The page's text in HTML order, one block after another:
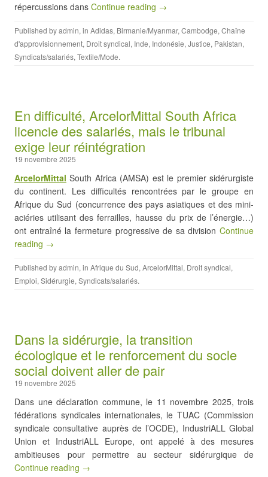
répercussions dans Continue reading →
Published byadmin, in Adidas, Birmanie/Myanmar, Cambodge, Chaîne
d'approvisionnement, Droit syndical, Inde, Indonésie, Justice, Pakistan,
Syndicats/salariés, Textile/Mode.
En difficulté, ArcelorMittal South Africa
licencie des salariés, mais le tribunal
exige leur réintégration
19 novembre 2025
ArcelorMittal South Africa (AMSA) est le premier sidérurgiste
du continent. Les difficultés rencontrées par le groupe en
Afrique du Sud (concurrence des pays asiatiques et des mini-
aciéries utilisant des ferrailles, hausse du prix de l’énergie…)
ont entraîné la fermeture progressive de sa division Continue
reading →
Published byadmin, in Afrique du Sud, ArcelorMittal, Droit syndical,
Emploi, Sidérurgie, Syndicats/salariés.
Dans la sidérurgie, la transition
écologique et le renforcement du socle
social doivent aller de pair
19 novembre 2025
Dans une déclaration commune, le 11 novembre 2025, trois
fédérations syndicales internationales, le TUAC (Commission
syndicale consultative auprès de l’OCDE), IndustriALL Global
Union et IndustriALL Europe, ont appelé à des mesures
ambitieuses pour permettre au secteur sidérurgique de
Continue reading →